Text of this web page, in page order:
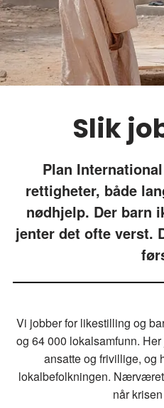
Slik
Plan
rettigheter, både
nødhjelp. Der barn
jenter det ofte verst.
Vi jobber for likestilling og
og 64 000 lokalsamfunn.
ansatte og frivillige, og
lokalbefolkningen.
når